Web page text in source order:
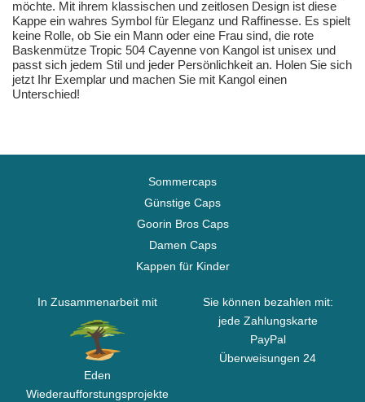
möchte. Mit ihrem klassischen und zeitlosen Design ist diese
Kappe ein wahres Symbol für Eleganz und Raffinesse. Es spielt
keine Rolle, ob Sie ein Mann oder eine Frau sind, die rote
Baskenmütze Tropic 504 Cayenne von Kangol ist unisex und
passt sich jedem Stil und jeder Persönlichkeit an. Holen Sie sich
jetzt Ihr Exemplar und machen Sie mit Kangol einen
Unterschied!
Sommercaps
Günstige Caps
Goorin Bros Caps
Damen Caps
Kappen für Kinder
In Zusammenarbeit mit
Eden
Wiederaufforstungsprojekte
Sie können bezahlen mit:
jede Zahlungskarte
PayPal
Überweisungen 24